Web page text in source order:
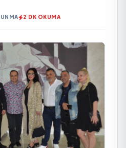
2 DK OKUMA